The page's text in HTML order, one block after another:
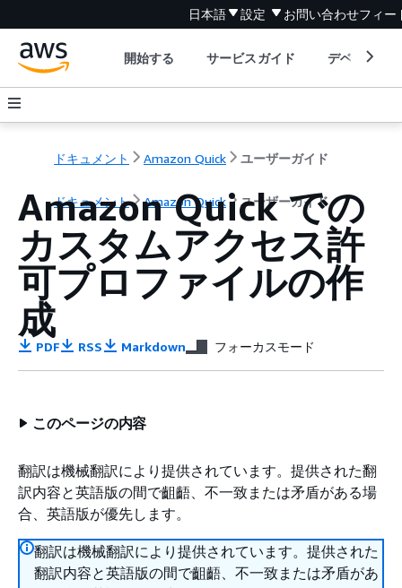
日本語 設定 お問い合わせフィー
開始する サービスガイド デベロッパ
ドキュメント Amazon Quick ユーザーガイド
ドキュメント Amazon Quick ユーザーガイド
Amazon Quick での
カスタムアクセス許
可プロファイルの作
成
PDF RSS Markdown フォーカスモード
このページの内容
翻訳は機械翻訳により提供されています。提供された翻
訳内容と英語版の間で齟齬、不一致または矛盾がある場
合、英語版が優先します。
翻訳は機械翻訳により提供されています。提供された
翻訳内容と英語版の間で齟齬、不一致または矛盾があ